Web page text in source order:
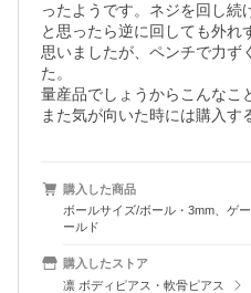
ったようです。ネジを回し続
と思ったら逆に回しても外
思いましたが、ペンチで力ず
た。
量産品でしょうからこんなこ
また気が向いた時には購入す
購入した商品
ボールサイズ/ボール・3mm、ゲ
ールド
購入したストア
凛 ボディピアス・軟骨ピアス